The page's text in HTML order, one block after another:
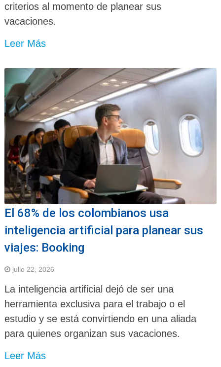
criterios al momento de planear sus
vacaciones.
Leer Más
El 68% de los colombianos usa
inteligencia artificial para planear sus
viajes: Booking
julio 22, 2026
La inteligencia artificial dejó de ser una
herramienta exclusiva para el trabajo o el
estudio y se está convirtiendo en una aliada
para quienes organizan sus vacaciones.
Leer Más